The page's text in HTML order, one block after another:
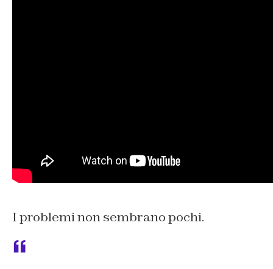
I problemi non sembrano pochi.